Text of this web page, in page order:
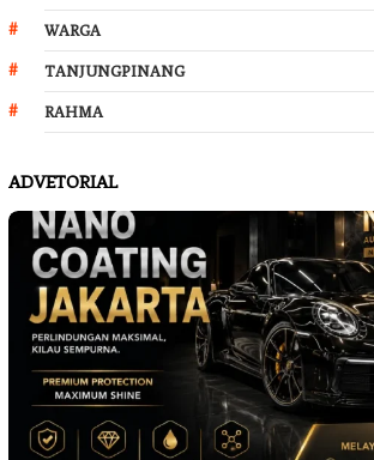
WARGA
TANJUNGPINANG
RAHMA
ADVETORIAL